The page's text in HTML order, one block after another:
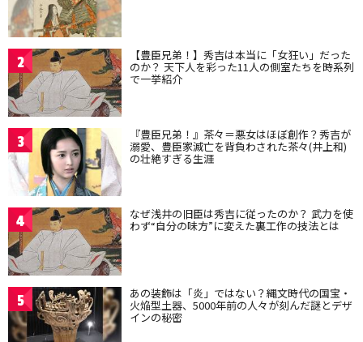
2 【豊臣兄弟！】秀吉は本当に「女狂い」だった
のか？ 天下人を彩った11人の側室たちを時系列
で一挙紹介
3 『豊臣兄弟！』茶々＝悪女はほぼ創作？秀吉が
溺愛、豊臣家滅亡を背負わされた茶々(井上和)
の壮絶すぎる生涯
4 なぜ浅井の旧臣は秀吉に従ったのか？ 武力を使
わず“自分の味方”に変えた裏工作の技法とは
5 あの装飾は「炎」ではない？縄文時代の国宝・
火焔型土器、5000年前の人々が刻んだ謎とデザ
インの秘密